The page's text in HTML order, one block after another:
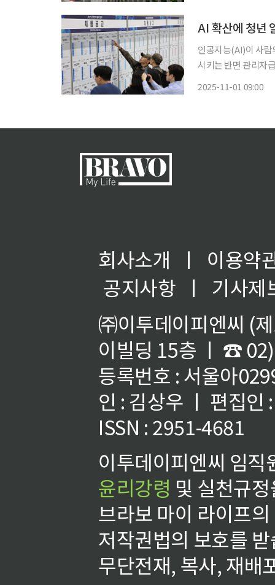
AI 확산에 청년
인공지능(AI)이 사람
시키는 반면 관리자
2025-11-01 09:00
회사소개 ㅣ
이용약
공지사항
ㅣ
기사제
㈜이투데이피엔씨 (
이빌딩 15층 ㅣ ☎
등록번호 : 서울아
인 : 김상우 ㅣ 편집인
ISSN : 2951-4681
이투데이피엔씨 임
윤리강령 및 실천규
브라보 마이 라이프
저작권법의 보호를
무단전재, 복사, 재배